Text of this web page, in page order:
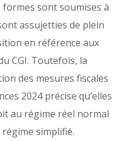
sont soumises à
assujetties de plein
en référence aux
CGI. Toutefois, la
des mesures fiscales
2024 précise qu’elles
au régime réel normal
régime simplifié.